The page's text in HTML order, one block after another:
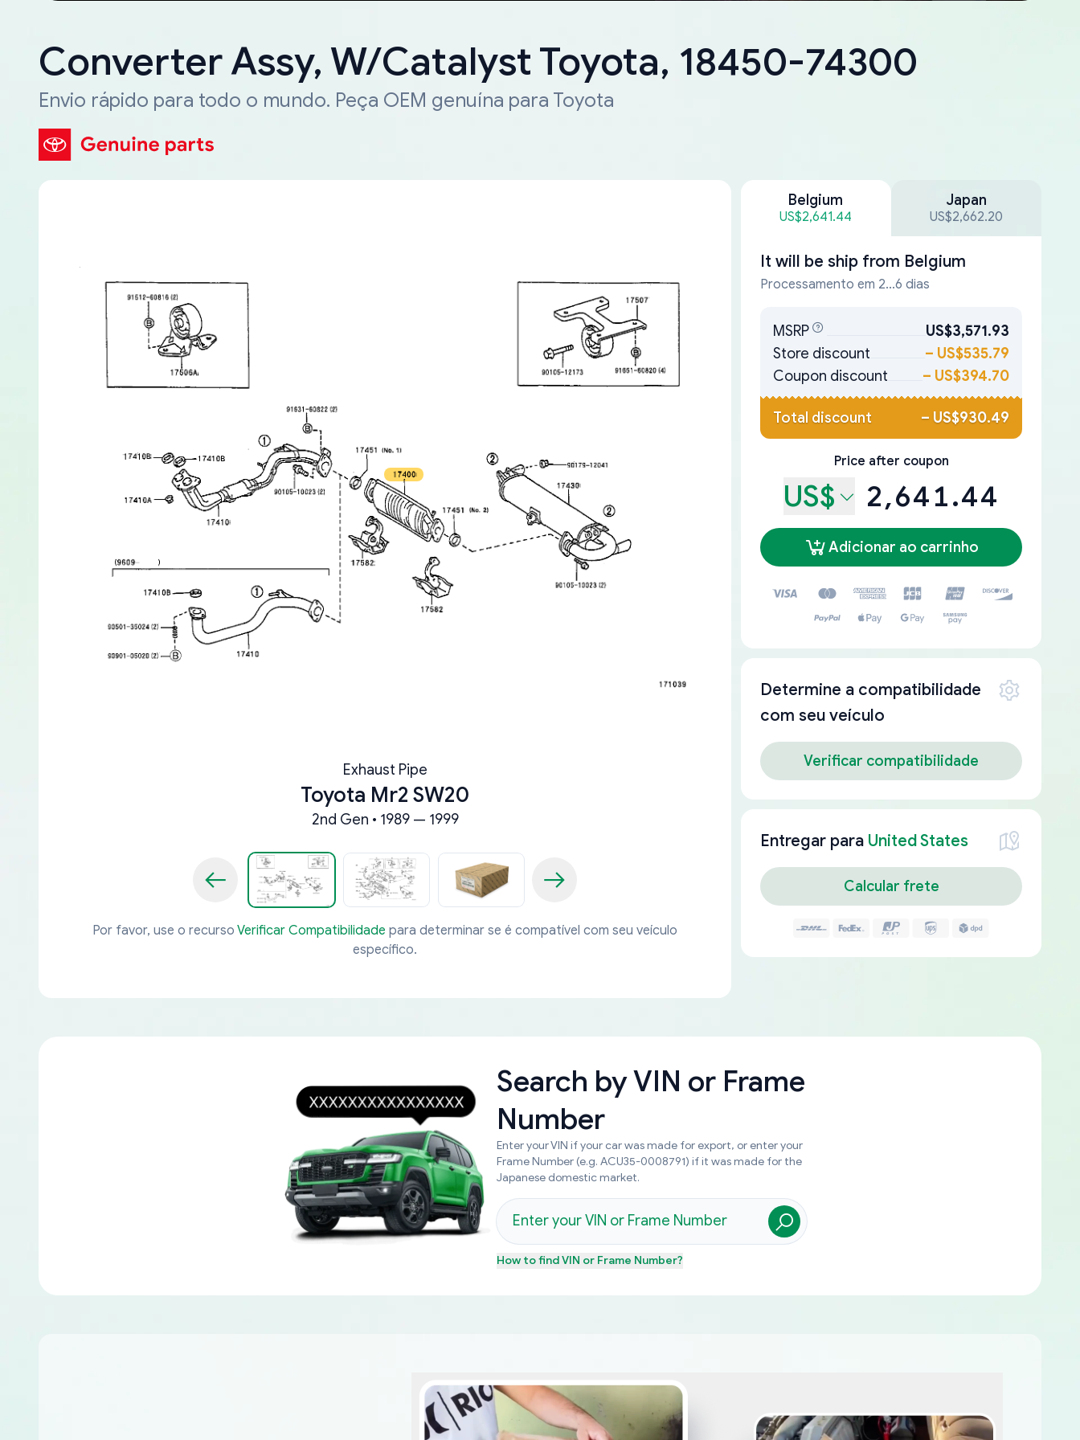
Converter Assy, W/Catalyst Toyota, 18450-74300
Envio rápido para todo o mundo. Peça OEM genuína para Toyota
Exhaust Pipe
Toyota Mr2 SW20
2nd Gen • 1989 — 1999
Por favor, use o recurso Verificar Compatibilidade para determinar se é compatível com seu veículo
específico.
Belgium
US$2,641.44
Japan
US$2,662.20
It will be ship from Belgium
Processamento em 2...6 dias
MSRP
US$3,571.93
Store discount
– US$535.79
Coupon discount
– US$394.70
Total discount – US$930.49
Price after coupon
US$ 2,641.44
Adicionar ao carrinho
Determine a compatibilidade
com seu veículo
Verificar compatibilidade
Entregar para United States
Calcular frete
Search byVIN or Frame
Number
Enter your VIN if your car was made for export, or enter your
Frame Number (e.g. ACU35-0008791) if it was made for the
Japanese domestic market.
How to findVIN or Frame Number?